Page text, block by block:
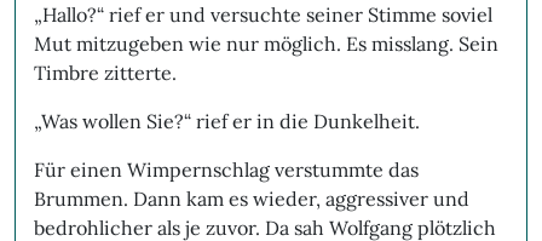
„Hallo?“ rief er und versuchte seiner Stimme soviel
Mut mitzugeben wie nur möglich. Es misslang. Sein
Timbre zitterte.
„Was wollen Sie?“ rief er in die Dunkelheit.
Für einen Wimpernschlag verstummte das
Brummen. Dann kam es wieder, aggressiver und
bedrohlicher als je zuvor. Da sah Wolfgang plötzlich